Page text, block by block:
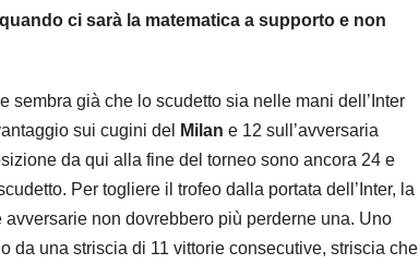
ci sarà la matematica a supporto e non
già che lo scudetto sia nelle mani dell’Inter
sui cugini del Milan e 12 sull’avversaria
da qui alla fine del torneo sono ancora 24 e
Per togliere il trofeo dalla portata dell’Inter, la
non dovrebbero più perderne una. Uno
da una striscia di 11 vittorie consecutive, striscia che